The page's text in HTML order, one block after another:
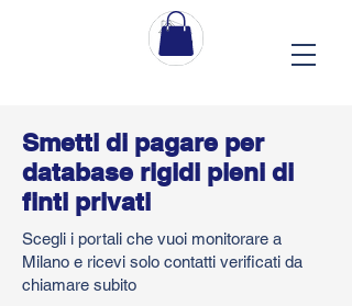
Smetti di pagare per
database rigidi pieni di
finti privati
Scegli i portali che vuoi monitorare a
Milano e ricevi solo contatti verificati da
chiamare subito